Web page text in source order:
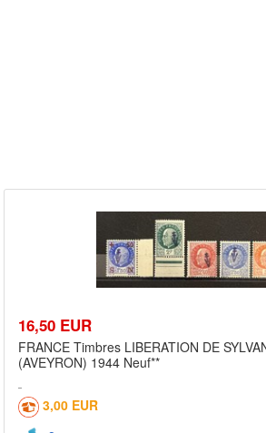
16,50 EUR
FRANCE Timbres LIBERATION DE
(AVEYRON) 1944 Neuf**
3,00 EUR